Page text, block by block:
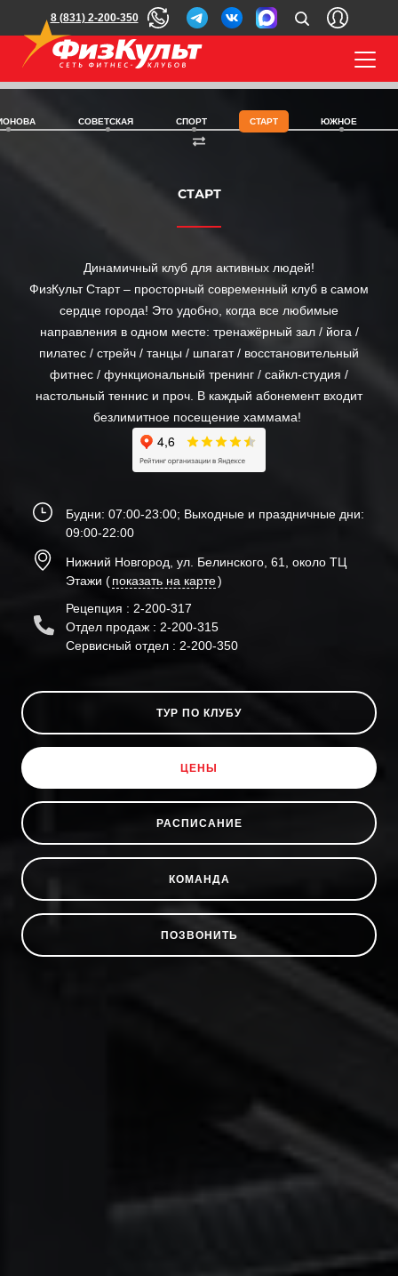
8 (831) 2-200-350
СОВЕТСКАЯ СПОРТ СТАРТ ЮЖНОЕ
СТАРТ
Динамичный клуб для активных людей!
ФизКульт Старт – просторный современный клуб в самом
сердце города! Это удобно, когда все любимые
направления в одном месте: тренажёрный зал / йога /
пилатес / стрейч / танцы / шпагат / восстановительный
фитнес / функциональный тренинг / сайкл-студия /
настольный теннис и проч. В каждый абонемент входит
безлимитное посещение хаммама!
Будни: 07:00-23:00; Выходные и праздничные дни:
09:00-22:00
Нижний Новгород, ул. Белинского, 61, около ТЦ
Этажи (показать на карте)
Рецепция : 2-200-317
Отдел продаж : 2-200-315
Сервисный отдел : 2-200-350
ТУР ПО КЛУБУ
ЦЕНЫ
РАСПИСАНИЕ
КОМАНДА